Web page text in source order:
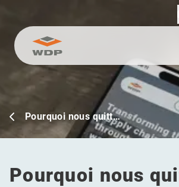
Allez au contenu
Pourquoi nous quitt…
Pourquoi nous